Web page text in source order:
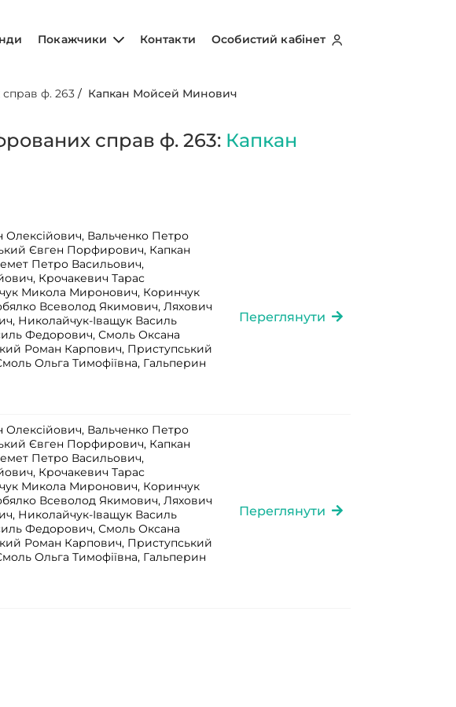
Покажчики Контакти Особистий кабінет
ф. 263 / Капкан Мойсей Минович
справ ф. 263: Капкан
Вальченко Петро
Євген Порфирович, Капкан
Петро Васильович,
Крочакевич Тарас
Микола Миронович, Коринчук
Всеволод Якимович, Ляхович
Николайчук-Іващук Василь
Федорович, Смоль Оксана
Роман Карпович, Приступський
Ольга Тимофіївна, Гальперин
Переглянути
Вальченко Петро
Євген Порфирович, Капкан
Петро Васильович,
Крочакевич Тарас
Микола Миронович, Коринчук
Всеволод Якимович, Ляхович
Николайчук-Іващук Василь
Федорович, Смоль Оксана
Роман Карпович, Приступський
Ольга Тимофіївна, Гальперин
Переглянути